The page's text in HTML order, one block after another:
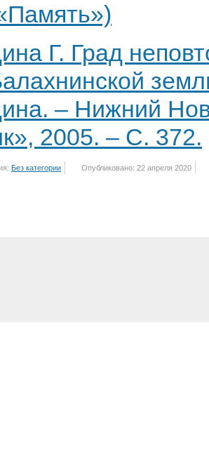
Г. Град
– Нижний
2005. – С. 372.
Без категории Опубликовано: 22 апреля 2020